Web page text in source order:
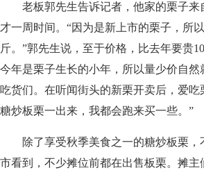
老板郭先生告诉记者，他家的栗子来
才一周时间。“因为是新上市的栗子，所
斤。”郭先生说，至于价格，比去年要贵
今年是栗子生长的小年，所以量少价自
吃货们。在听闻街头的新栗开卖后，爱
糖炒板栗一出来，我都会跑来买一些。”
除了享受秋季美食之一的糖炒板栗，
市看到，不少摊位前都在出售板栗。摊